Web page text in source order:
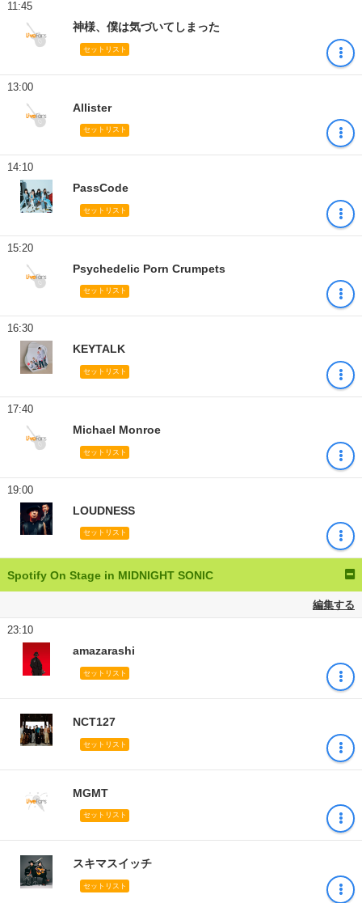
11:45
神様、僕は気づいてしまった
セットリスト
13:00
Allister
セットリスト
14:10
PassCode
セットリスト
15:20
Psychedelic Porn Crumpets
セットリスト
16:30
KEYTALK
セットリスト
17:40
Michael Monroe
セットリスト
19:00
LOUDNESS
セットリスト
Spotify On Stage in MIDNIGHT SONIC
編集する
23:10
amazarashi
セットリスト
NCT127
セットリスト
MGMT
セットリスト
スキマスイッチ
セットリスト